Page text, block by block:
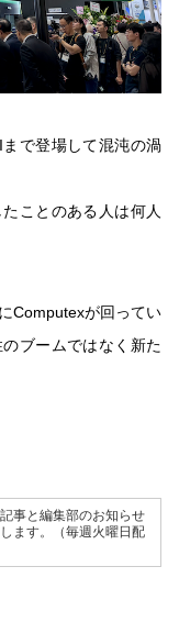
で登場して混沌の渦
ことのある人は何人
Computexが回ってい
ブームではなく新た
事と編集部のお知らせ
ます。（毎週火曜日配